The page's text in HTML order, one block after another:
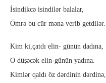
İsindikcə isindilər balalar,
Ömrə bu cür məna verib getdilər.
Kim ki,çatdı elin- günün dadına,
O düşəcək elin-günün yadına.
Kimlər qaldı öz dərdinin dərdinə,